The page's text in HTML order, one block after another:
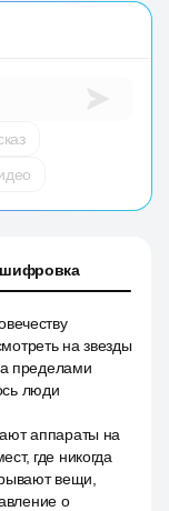
на звезды
пределами
люди
аппараты на
где никогда
вещи,
о